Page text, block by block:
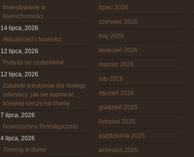
Inwestowanie w
Nieruchomości
14 lipca, 2026
Aktualności i Nowości
12 lipca, 2026
Pytania od czytelników
12 lipca, 2026
Zabawki kreatywne dla małego
odkrywcy: jak nie kupować
kolejnej rzeczy na chwilę
7 lipca, 2026
Nowoczesna Przestępczość
4 lipca, 2026
Trening w domu
lipiec 2026
czerwiec 2026
maj 2026
kwiecień 2026
marzec 2026
luty 2026
styczeń 2026
grudzień 2025
listopad 2025
październik 2025
wrzesień 2025